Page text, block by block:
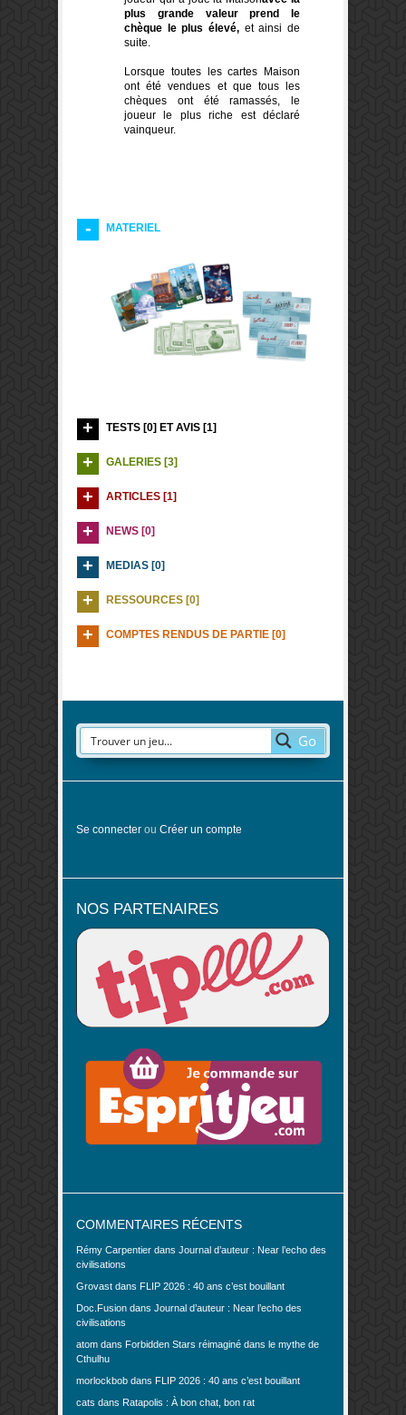
plus grande valeur prend le
chèque le plus élevé, et ainsi de
suite.
Lorsque toutes les cartes Maison
ont été vendues et que tous les
chèques ont été ramassés, le
joueur le plus riche est déclaré
vainqueur.
MATERIEL
TESTS [0] ET AVIS [1]
GALERIES [3]
ARTICLES [1]
NEWS [0]
MEDIAS [0]
RESSOURCES [0]
COMPTES RENDUS DE PARTIE [0]
Go
Se connecter ou Créer un compte
NOS PARTENAIRES
COMMENTAIRES RÉCENTS
Rémy Carpentier dans Journal d’auteur : Near l’echo des
civilisations
Grovast dans FLIP 2026 : 40 ans c’est bouillant
Doc.Fusion dans Journal d’auteur : Near l’echo des
civilisations
atom dans Forbidden Stars réimaginé dans le mythe de
Cthulhu
morlockbob dans FLIP 2026 : 40 ans c’est bouillant
cats dans Ratapolis : À bon chat, bon rat